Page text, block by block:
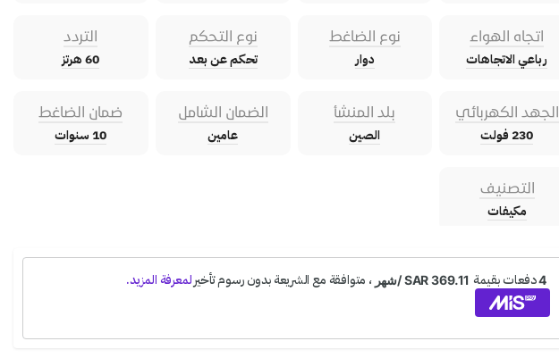
اتجاه الهواء
رباعي الاتجاهات
نوع الضاغط
دوار
نوع التحكم
تحكم عن بعد
التردد
60 هرتز
الجهد الكهربائي
230 فولت
بلد المنشأ
الصين
الضمان الشامل
عامين
ضمان الضاغط
10 سنوات
التصنيف
مكيفات